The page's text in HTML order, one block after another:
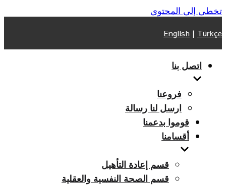
تخطى إلى المحتوى
English | Türkçe
اتصل بنا
فروعنا
ارسل لنا رسالة
قوموا بدعمنا
أقسامنا
قسم إعادة التأهيل
قسم الصحة النفسية والعقلية